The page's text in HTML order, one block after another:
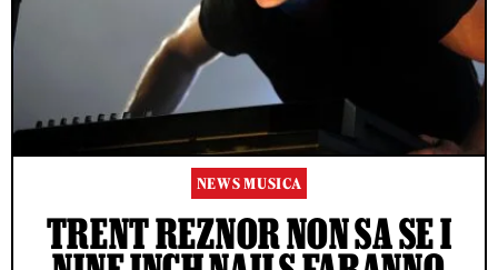
NEWS MUSICA
TRENT REZNOR NON SA SE I